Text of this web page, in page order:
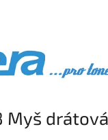
Myš